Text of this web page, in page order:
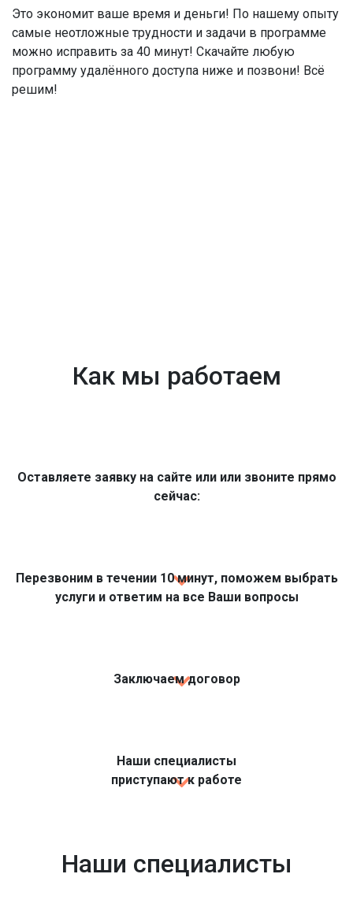
Это экономит ваше время и деньги! По нашему опыту
самые неотложные трудности и задачи в программе
можно исправить за 40 минут! Скачайте любую
программу удалённого доступа ниже и позвони! Всё
решим!
Как мы работаем
Оставляете заявку на сайте или или звоните прямо
сейчас:
Перезвоним в течении 10 минут, поможем выбрать
услуги и ответим на все Ваши вопросы
Заключаем договор
Наши специалисты
приступают к работе
Наши специалисты